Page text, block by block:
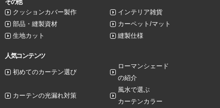
その他
クッションカバー製作
インテリア雑貨
部品・縫製資材
カーペット/マット
生地カット
縫製仕様
人気コンテンツ
初めてのカーテン選び
ローマンシェード
の紹介
カーテンの光漏れ対策
風水で選ぶ
カーテンカラー